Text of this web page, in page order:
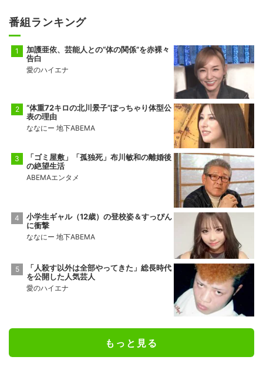
番組ランキング
加護亜依、芸能人との“体の関係”を赤裸々
告白
愛のハイエナ
“体重72キロの北川景子”ぽっちゃり体型公
表の理由
ななにー 地下ABEMA
「ゴミ屋敷」「孤独死」布川敏和の離婚後
の絶望生活
ABEMAエンタメ
小学生ギャル（12歳）の登校姿＆すっぴん
に衝撃
ななにー 地下ABEMA
「人殺す以外は全部やってきた」総長時代
を公開した人気芸人
愛のハイエナ
もっと見る